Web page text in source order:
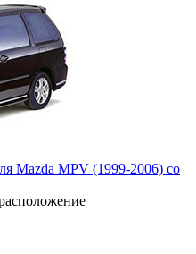
Mazda MPV (1999-2006) со